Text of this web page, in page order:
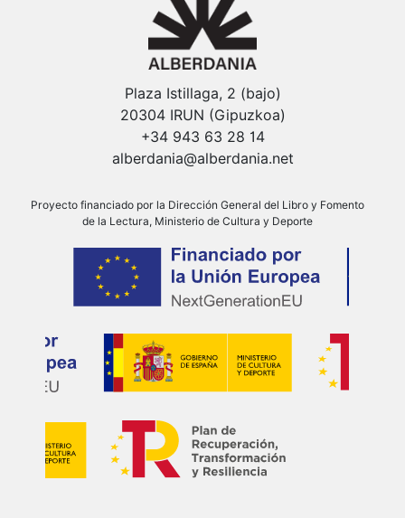
Plaza Istillaga, 2 (bajo)
20304 IRUN (Gipuzkoa)
+34 943 63 28 14
alberdania@alberdania.net
Proyecto financiado por la Dirección General del Libro y Fomento
de la Lectura, Ministerio de Cultura y Deporte